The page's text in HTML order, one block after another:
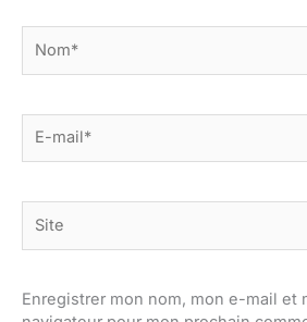
mail*
Enregistrer mon nom, mon e-mail et